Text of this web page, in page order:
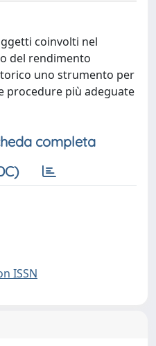
coinvolti nel
del rendimento
uno strumento per
procedure più adeguate
completa
ISSN